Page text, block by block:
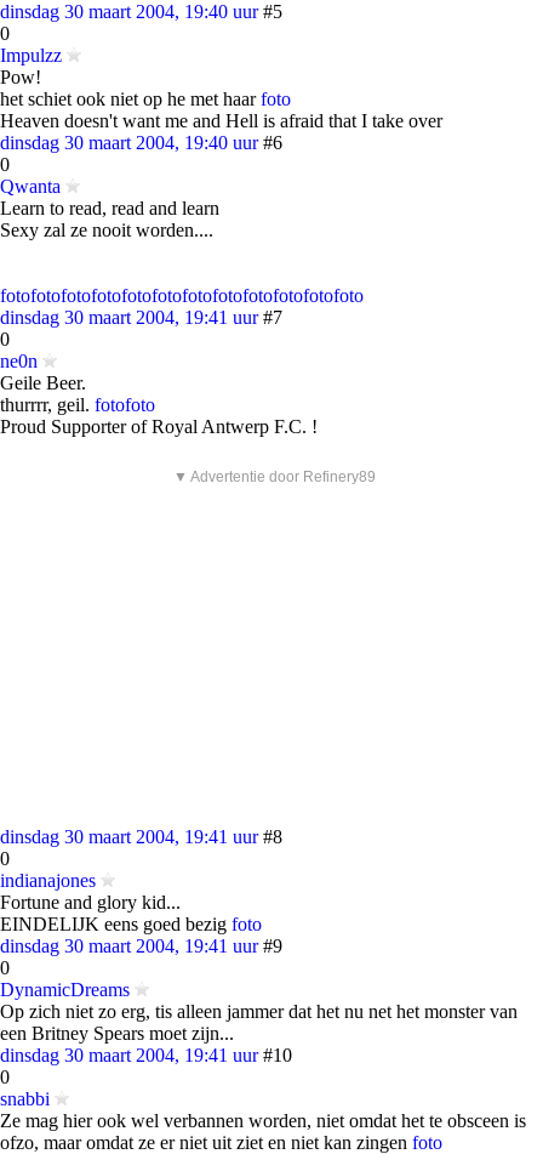
dinsdag 30 maart 2004, 19:40 uur #5
0
Impulzz
Pow!
het schiet ook niet op he met haarfoto
Heaven doesn't want me and Hell is afraid that I take over
dinsdag 30 maart 2004, 19:40 uur #6
0
Qwanta
Learn to read, read and learn
Sexy zal ze nooit worden....
fotofotofotofotofotofotofotofotofotofotofotofoto
dinsdag 30 maart 2004, 19:41 uur #7
0
ne0n
Geile Beer.
thurrrr, geil. fotofoto
Proud Supporter of Royal Antwerp F.C. !
▼ Advertentie door Refinery89
dinsdag 30 maart 2004, 19:41 uur #8
0
indianajones
Fortune and glory kid...
EINDELIJK eens goed bezig foto
dinsdag 30 maart 2004, 19:41 uur #9
0
DynamicDreams
Op zich niet zo erg, tis alleen jammer dat het nu net het monster van
een Britney Spears moet zijn...
dinsdag 30 maart 2004, 19:41 uur #10
0
snabbi
Ze mag hier ook wel verbannen worden, niet omdat het te obsceen is
ofzo, maar omdat ze er niet uit ziet en niet kan zingen foto